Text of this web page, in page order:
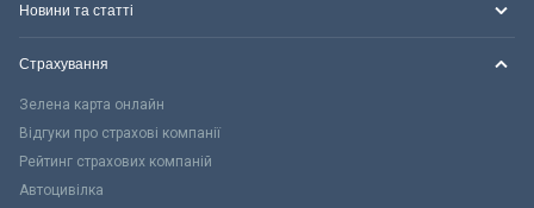
Новини та статті
Страхування
Зелена карта онлайн
Відгуки про страхові компанії
Рейтинг страхових компаній
Автоцивілка